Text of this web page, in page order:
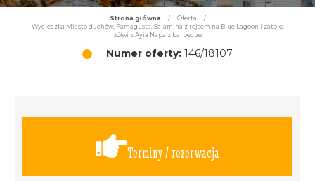
Strona główna / Oferta
/
Wycieczka Miasto duchów, Famagusta, Salamina z rejsem na Blue Lagoon i zatokę
żółwi z Ayia Napa z barbecue
Numer oferty: 146/18107
Terminy / rezerwacja